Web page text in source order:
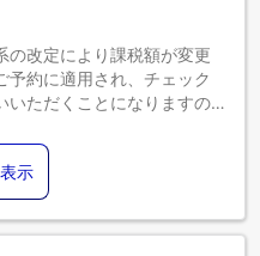
の改定により課税額が変更
予約に適用され、チェック
いただくことになりますの
示